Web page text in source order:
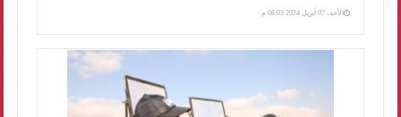
الأحد، 07 أبريل 2024 08:03 م